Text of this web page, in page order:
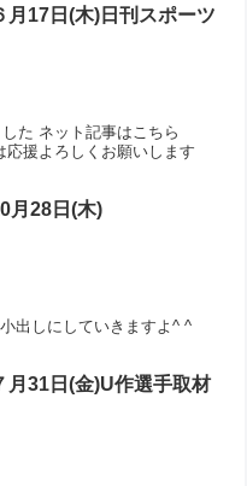
月17日(木)日刊スポーツ
た ネット記事はこちら
応援よろしくお願いします
月28日(木)
出しにしていきますよ^ ^
月31日(金)U作選手取材